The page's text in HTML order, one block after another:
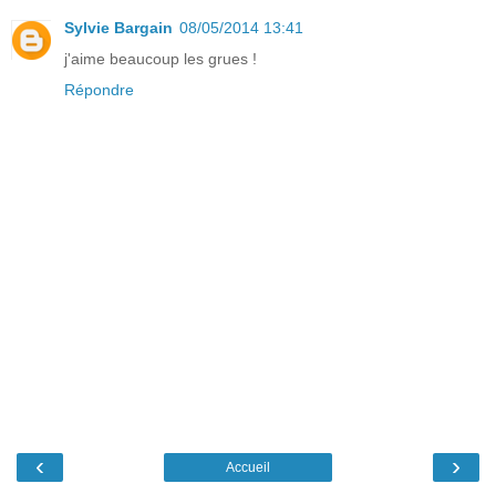
Sylvie Bargain 08/05/2014 13:41
j'aime beaucoup les grues !
Répondre
‹ ›
Accueil